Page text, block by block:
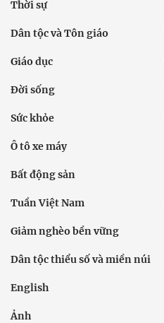
Thời sự
Dân tộc và Tôn giáo
Giáo dục
Đời sống
Sức khỏe
Ô tô xe máy
Bất động sản
Tuần Việt Nam
Giảm nghèo bền vững
Dân tộc thiểu số và miền núi
English
Ảnh